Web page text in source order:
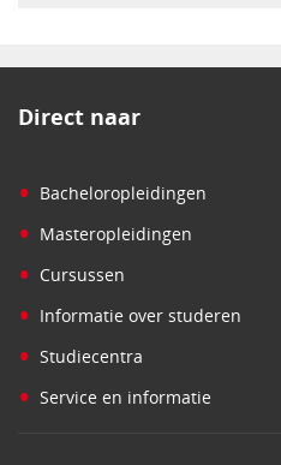
Direct naar
• Bacheloropleidingen
• Masteropleidingen
• Cursussen
• Informatie over studeren
• Studiecentra
• Service en informatie